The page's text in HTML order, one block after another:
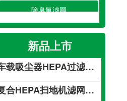
除臭氧滤网
除湿/加湿滤网
空调滤网
净化工程
新品上市
吸尘器HEPA过滤网不锈钢吸尘器海帕过滤网 空气净化器过滤网
HEPA扫地机滤网空气净化车载活性炭滤芯滤网
吸尘器HEPA过滤网不锈钢吸尘器海帕过滤网 空气净化器过滤网
HEPA扫地机滤网空气净化车载活性炭滤芯滤网